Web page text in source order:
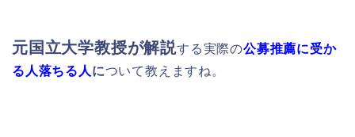
元国立大学教授が解説する実際の公募推薦に受か
る人落ちる人 について教えますね。